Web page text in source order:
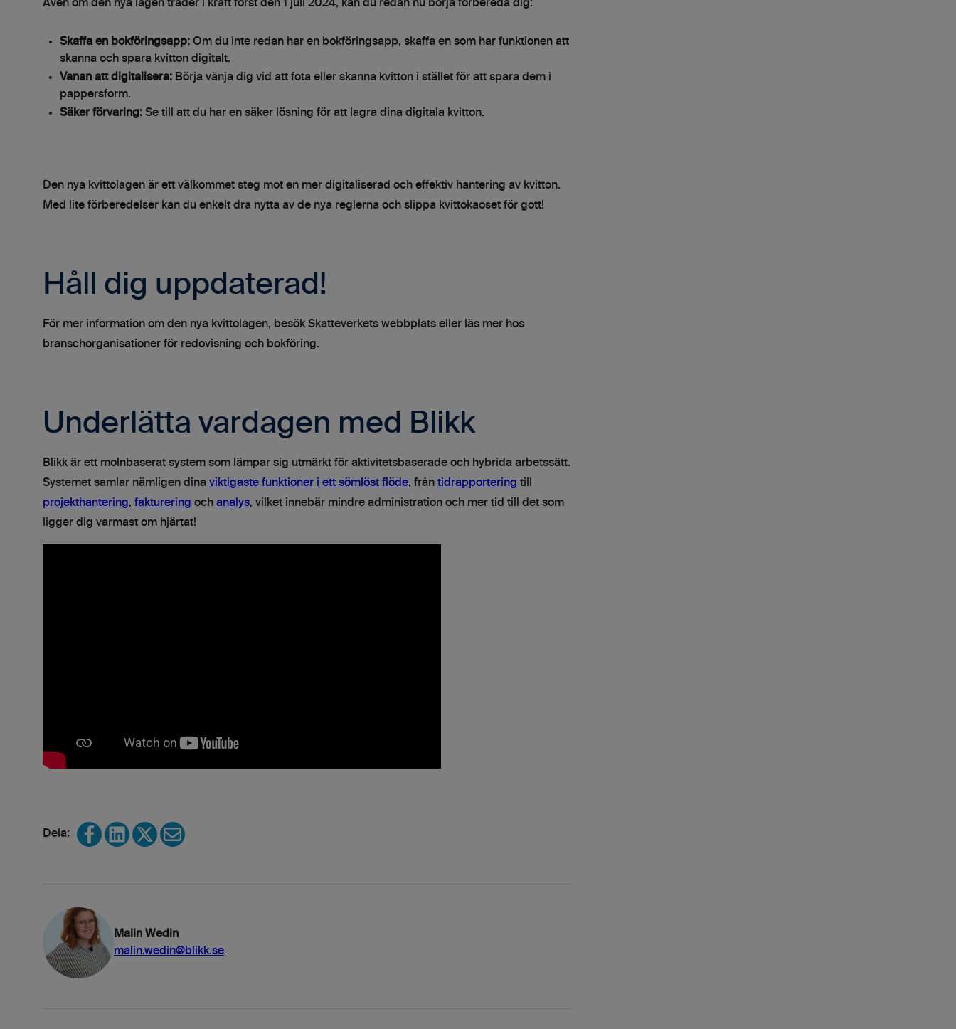
Även om den nya lagen träder i kraft först den 1 juli 2024, kan du redan nu börja förbereda dig:
Skaffa en bokföringsapp: Om du inte redan har en bokföringsapp, skaffa en som har funktionen att
skanna och spara kvitton digitalt.
Vanan att digitalisera: Börja vänja dig vid att fota eller skanna kvitton i stället för att spara dem i
pappersform.
Säker förvaring: Se till att du har en säker lösning för att lagra dina digitala kvitton.
Den nya kvittolagen är ett välkommet steg mot en mer digitaliserad och effektiv hantering av kvitton.
Med lite förberedelser kan du enkelt dra nytta av de nya reglerna och slippa kvittokaoset för gott!
Håll dig uppdaterad!
För mer information om den nya kvittolagen, besök Skatteverkets webbplats eller läs mer hos
branschorganisationer för redovisning och bokföring.
Underlätta vardagen med Blikk
Blikk är ett molnbaserat system som lämpar sig utmärkt för aktivitetsbaserade och hybrida arbetssätt.
Systemet samlar nämligen dina viktigaste funktioner i ett sömlöst flöde, från tidrapportering till
projekthantering, fakturering och analys, vilket innebär mindre administration och mer tid till det som
ligger dig varmast om hjärtat!
Share on Facebook
Share on LinkedIn
Share on XShare via email
Malin Wedin
malin.wedin@blikk.se